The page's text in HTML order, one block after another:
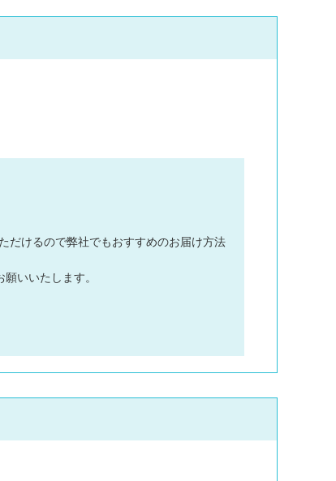
だけるので弊社でもおすすめのお届け方法
いいたします。